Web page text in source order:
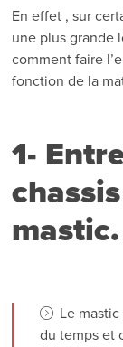
En effet , sur
une plus grande
comment faire
fonction de la
1-
mastic.
Le
du temps et